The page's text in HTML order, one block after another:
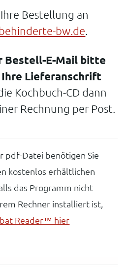
Bestellung an
bw.de
Bestell-E-Mail bitte
Lieferanschrift
Kochbuch-CD dann
Rechnung per Post.
pdf-Datei benötigen Sie
kostenlos erhältlichen
das Programm nicht
Rechner installiert ist,
Reader™ hier